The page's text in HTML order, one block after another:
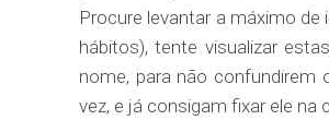
Procure levantar a máximo
hábitos), tente visualizar
nome, para não confundirem
vez, e já consigam fixar ele na